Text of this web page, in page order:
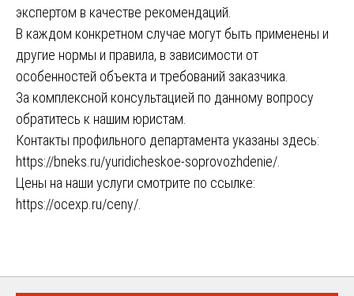
экспертом в качестве рекомендаций.
В каждом конкретном случае могут быть применены и
другие нормы и правила, в зависимости от
особенностей объекта и требований заказчика.
За комплексной консультацией по данному вопросу
обратитесь к нашим юристам.
Контакты профильного департамента указаны здесь:
https://bneks.ru/yuridicheskoe-soprovozhdenie/
Цены на наши услуги смотрите по ссылке:
https://ocexp.ru/ceny/